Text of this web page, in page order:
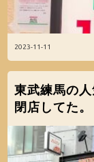
2023-11-11
東武練馬の
閉店してた。